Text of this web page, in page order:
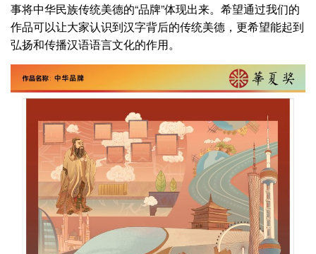
事将中华民族传统美德的“品牌”体现出来。希望通过我们的
作品可以让大家认识到汉字背后的传统美德，更希望能起到
弘扬和传播汉语语言文化的作用。